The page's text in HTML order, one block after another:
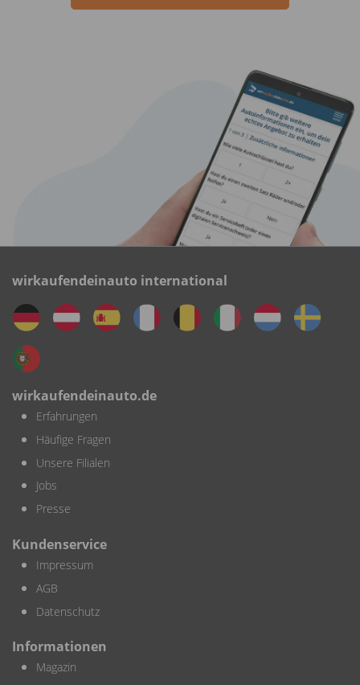
wirkaufendeinauto international
wirkaufendeinauto.de
Erfahrungen
Häufige Fragen
Unsere Filialen
Jobs
Presse
Kundenservice
Impressum
AGB
Datenschutz
Informationen
Magazin